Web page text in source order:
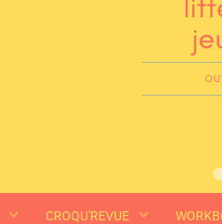
CROQU'REVUE